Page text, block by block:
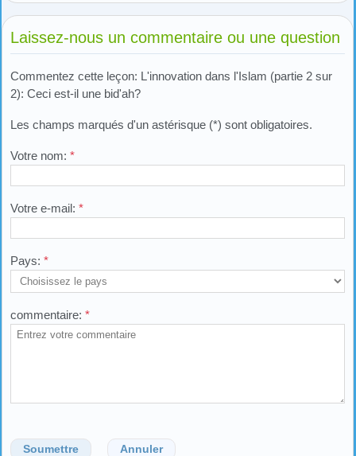
Laissez-nous un commentaire ou une question
Commentez cette leçon: L'innovation dans l'Islam (partie 2 sur
2): Ceci est-il une bid'ah?
Les champs marqués d'un astérisque (*) sont obligatoires.
Votre nom: *
Votre e-mail: *
Pays: *
commentaire: *
Soumettre Annuler